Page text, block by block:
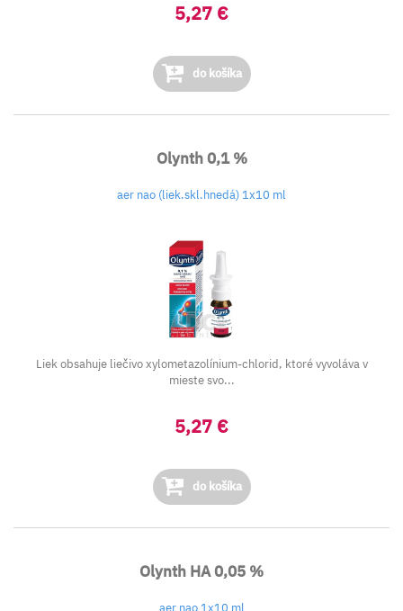
5,27 €
do košíka
Olynth 0,1 %
aer nao (liek.skl.hnedá) 1x10 ml
Liek obsahuje liečivo xylometazolínium-chlorid, ktoré vyvoláva v
mieste svo...
5,27 €
do košíka
Olynth HA 0,05 %
aer nao 1x10 ml